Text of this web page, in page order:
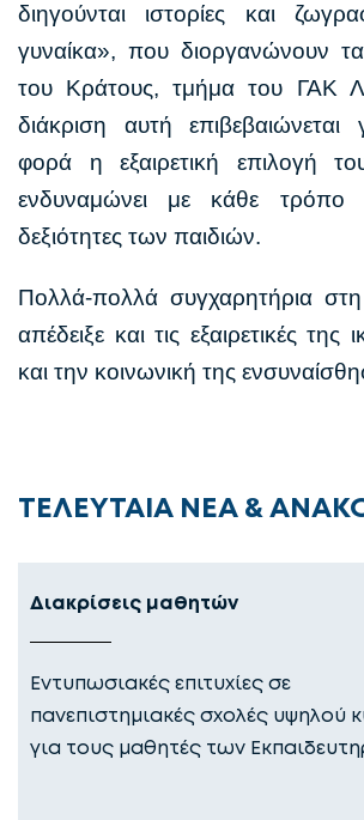
διηγούνται ιστορίες και
γυναίκα», που διοργανώνουν τα
του Κράτους, τμήμα του ΓΑΚ
διάκριση αυτή
φορά η εξαιρετική επιλογή
ενδυναμώνει με κάθε τρόπο
δεξιότητες των παιδιών.
Πολλά-πολλά συγχαρητήρια
απέδειξε και τις εξαιρετικές της
και την κοινωνική της
ΤΕΛΕΥΤΑΙΑ ΝΕΑ &
Διακρίσεις μαθητών
Εντυπωσιακές επιτυχίες σε
πανεπιστημιακές σχολές υψηλού
για τους μαθητές των